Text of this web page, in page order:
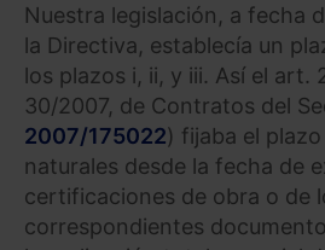
Nuestra legislación, a fecha
la Directiva, establecía un
los plazos i, ii, y iii. Así el art.
30/2007, de Contratos del
2007/175022) fijaba el
naturales desde la fecha de
certificaciones de obra o de
correspondientes